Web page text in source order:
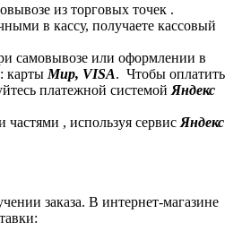
из торговых точек .
в кассу, получаете кассовый
самовывозе или оформлении в
карты Mир, VISA. Чтобы оплатить
платежной системой Яндекс
частями , используя сервис Яндекс
заказа. В интернет-магазине